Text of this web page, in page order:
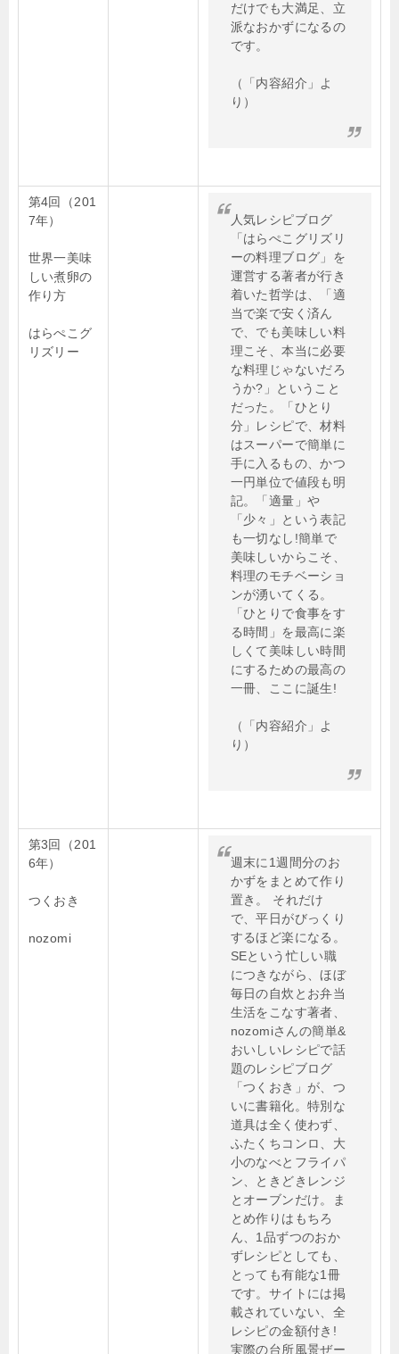
だけでも大満足、立
派なおかずになるの
です。
（「内容紹介」よ
り）
第4回（201
7年）
世界一美味
しい煮卵の
作り方
はらぺこグ
リズリー
人気レシピブログ
「はらぺこグリズリ
ーの料理ブログ」を
運営する著者が行き
着いた哲学は、「適
当で楽で安く済ん
で、でも美味しい料
理こそ、本当に必要
な料理じゃないだろ
うか?」ということ
だった。「ひとり
分」レシピで、材料
はスーパーで簡単に
手に入るもの、かつ
一円単位で値段も明
記。「適量」や
「少々」という表記
も一切なし!簡単で
美味しいからこそ、
料理のモチベーショ
ンが湧いてくる。
「ひとりで食事をす
る時間」を最高に楽
しくて美味しい時間
にするための最高の
一冊、ここに誕生!
（「内容紹介」よ
り）
第3回（201
6年）
つくおき
nozomi
週末に1週間分のお
かずをまとめて作り
置き。 それだけ
で、平日がびっくり
するほど楽になる。
SEという忙しい職
につきながら、ほぼ
毎日の自炊とお弁当
生活をこなす著者、
nozomiさんの簡単&
おいしいレシピで話
題のレシピブログ
「つくおき」が、つ
いに書籍化。特別な
道具は全く使わず、
ふたくちコンロ、大
小のなべとフライパ
ン、ときどきレンジ
とオーブンだけ。ま
とめ作りはもちろ
ん、1品ずつのおか
ずレシピとしても、
とっても有能な1冊
です。サイトには掲
載されていない、全
レシピの金額付き!
実際の台所風景ぜー